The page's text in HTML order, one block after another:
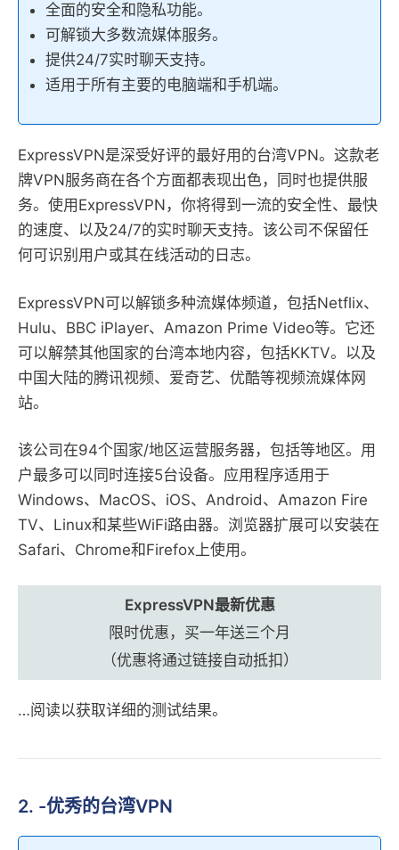
全面的安全和隐私功能。
可解锁大多数流媒体服务。
提供24/7实时聊天支持。
适用于所有主要的电脑端和手机端。
ExpressVPN是深受好评的最好用的台湾VPN。这款老
牌VPN服务商在各个方面都表现出色，同时也提供服
务。使用ExpressVPN，你将得到一流的安全性、最快
的速度、以及24/7的实时聊天支持。该公司不保留任
何可识别用户或其在线活动的日志。
ExpressVPN可以解锁多种流媒体频道，包括Netflix、
Hulu、BBC iPlayer、Amazon Prime Video等。它还
可以解禁其他国家的台湾本地内容，包括KKTV。以及
中国大陆的腾讯视频、爱奇艺、优酷等视频流媒体网
站。
该公司在94个国家/地区运营服务器，包括等地区。用
户最多可以同时连接5台设备。应用程序适用于
Windows、MacOS、iOS、Android、Amazon Fire
TV、Linux和某些WiFi路由器。浏览器扩展可以安装在
Safari、Chrome和Firefox上使用。
ExpressVPN最新优惠
限时优惠，买一年送三个月
（优惠将通过链接自动抵扣）
…阅读以获取详细的测试结果。
2. -优秀的台湾VPN